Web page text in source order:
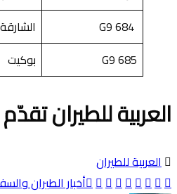
الشارقة
G9 685
بوكيت
العربية للطيران
العربية للطيران
أخبار الطيران